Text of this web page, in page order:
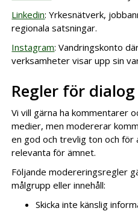
Linkedin: Yrkesnätverk,
regionala satsningar.
Instagram: Vandringskonto
verksamheter visar upp sin
Regler för dialog
Vi vill gärna ha kommentarer
medier, men modererar
en god och trevlig ton och för
relevanta för ämnet.
Följande modereringsregler
målgrupp eller innehåll:
Skicka inte känslig